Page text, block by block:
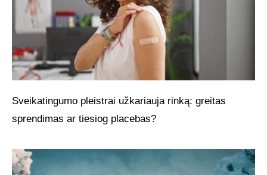
Sveikatingumo pleistrai užkariauja rinką: greitas
sprendimas ar tiesiog placebas?